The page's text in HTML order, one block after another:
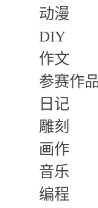
动漫
DIY
作文
参赛作
日记
雕刻
画作
音乐
编程